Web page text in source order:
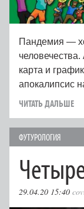
Пандемия —
карта и
апокалипсис
ЧИТАТЬ ДАЛЬШЕ
ФУТУРОЛОГИЯ
29.04.20 15:40